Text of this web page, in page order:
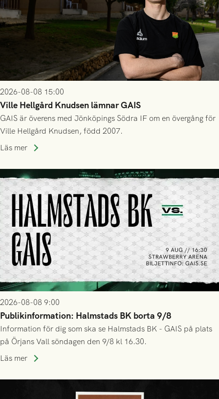
2026-08-08 15:00
Ville Hellgård Knudsen lämnar GAIS
GAIS är överens med Jönköpings Södra IF om en övergång för
Ville Hellgård Knudsen, född 2007.
Läs mer
2026-08-08 9:00
Publikinformation: Halmstads BK borta 9/8
Information för dig som ska se Halmstads BK - GAIS på plats
på Örjans Vall söndagen den 9/8 kl 16.30.
Läs mer